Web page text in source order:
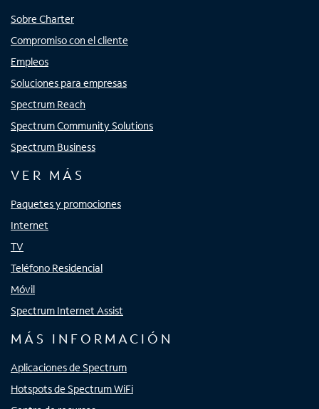
Sobre Charter
Compromiso con el cliente
Empleos
Soluciones para empresas
Spectrum Reach
Spectrum Community Solutions
Spectrum Business
VER MÁS
Paquetes y promociones
Internet
TV
Teléfono Residencial
Móvil
Spectrum Internet Assist
MÁS INFORMACIÓN
Aplicaciones de Spectrum
Hotspots de Spectrum WiFi